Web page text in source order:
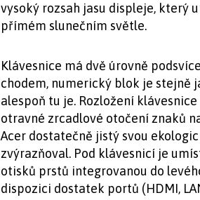
vysoký rozsah jasu displeje, který
přímém slunečním světle.
Klávesnice má dvě úrovně
chodem, numerický blok je stejně
alespoň tu je. Rozložení
otravné zrcadlové otočení znaků
Acer dostatečně jistý svou
zvýrazňoval. Pod klávesnicí je
otisků prstů integrovanou do
dispozici dostatek portů (HDMI,